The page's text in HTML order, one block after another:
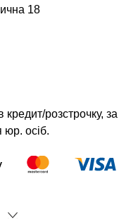
18
кредит/розстрочку, за
юр. осіб.